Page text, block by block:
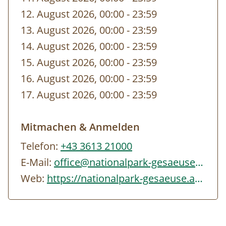
sich gerne an uns, wir vermitteln Sie weiter.
Öffentliche Verkehrsmittel
Österreiche Bundesbahn: www.oebb.at
Verbundlinie Auskunft:www.verbundlinie.at
Reisen Sie zu unseren Veranstaltungen,
Verkehrsmitteln an oder benützen Sie im
Sommerhalbjahr dasGesäuse Sammeltaxi
(+43 3613 21000 99). Die Parkplätze im
Nationalpark Gesäuse sind kostenpflichtig
(Tagesticket € 6,00). Nähere Informationen
12. August 2026, 00:00- bis
23:59
13. August 2026, 00:00- bis
23:59
14. August 2026, 00:00- bis
23:59
15. August 2026, 00:00- bis
23:59
16. August 2026, 00:00- bis
23:59
17. August 2026, 00:00- bis
23:59
Mitmachen & Anmelden
Telefon: +43 3613 21000
E-Mail:
office@nationalpark-gesaeuse.at
Web:
https://nationalpark-gesaeuse.at/nationalpark-erleben/kalender/veranstaltungen/…